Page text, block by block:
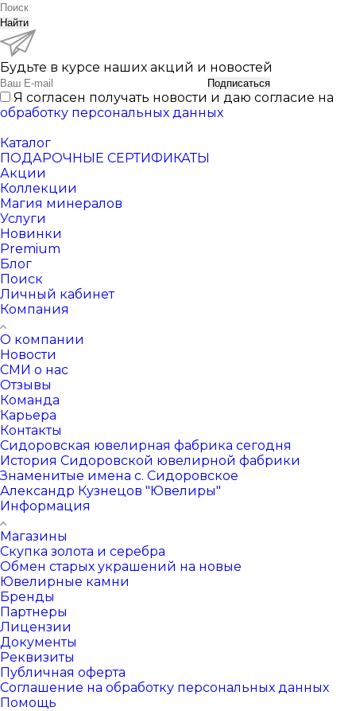
Найти
Будьте в курсе наших акций и новостей
Подписаться
Я согласен получать новости и даю согласие на
обработку персональных данных
Каталог
ПОДАРОЧНЫЕ СЕРТИФИКАТЫ
Акции
Коллекции
Магия минералов
Услуги
Новинки
Premium
Блог
Поиск
Личный кабинет
Компания
О компании
Новости
СМИ о нас
Отзывы
Команда
Карьера
Контакты
Сидоровская ювелирная фабрика сегодня
История Сидоровской ювелирной фабрики
Знаменитые имена с. Сидоровское
Александр Кузнецов "Ювелиры"
Информация
Магазины
Скупка золота и серебра
Обмен старых украшений на новые
Ювелирные камни
Бренды
Партнеры
Лицензии
Документы
Реквизиты
Публичная оферта
Соглашение на обработку персональных данных
Помощь